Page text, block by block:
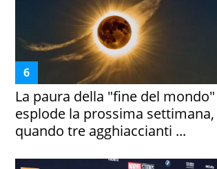
La paura della "fine del mondo"
esplode la prossima settimana,
quando tre agghiaccianti ...